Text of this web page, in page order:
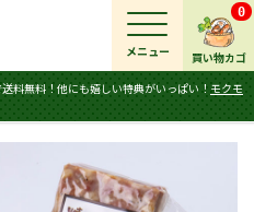
買い物カゴ
0
料無料！他にも嬉しい特典がいっぱい！ モクモ
メニュー